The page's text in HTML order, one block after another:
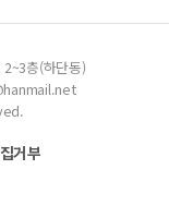
층(하단동)
거부